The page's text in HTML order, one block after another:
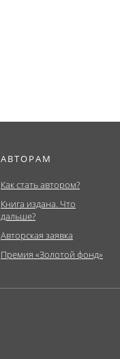
АВТОРАМ
Как стать автором?
Книга издана. Что
дальше?
Авторская заявка
Премия «Золотой фонд»